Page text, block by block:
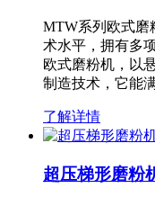
MTW系列欧式磨
术水平，拥有多
欧式磨粉机，以
制造技术，它能
了解详情
超压梯形磨粉